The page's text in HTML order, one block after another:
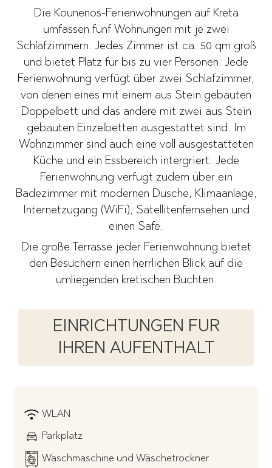
Die Kounenos-Ferienwohnungen auf Kreta
umfassen fünf Wohnungen mit je zwei
Schlafzimmern. Jedes Zimmer ist ca. 50 qm groß
und bietet Platz für bis zu vier Personen. Jede
Ferienwohnung verfügt über zwei Schlafzimmer,
von denen eines mit einem aus Stein gebauten
Doppelbett und das andere mit zwei aus Stein
gebauten Einzelbetten ausgestattet sind. Im
Wohnzimmer sind auch eine voll ausgestatteten
Küche und ein Essbereich intergriert. Jede
Ferienwohnung verfügt zudem über ein
Badezimmer mit modernen Dusche, Klimaanlage,
Internetzugang (WiFi), Satellitenfernsehen und
einen Safe.
Die große Terrasse jeder Ferienwohnung bietet
den Besuchern einen herrlichen Blick auf die
umliegenden kretischen Buchten.
EINRICHTUNGEN FUR
IHREN AUFENTHALT
WLAN
Parkplatz
Waschmaschine und Wäschetrockner